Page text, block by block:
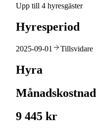
Upp till 4 hyresgäster
Hyresperiod
2025-09-01 Tillsvidare
Hyra
Månadskostnad
9 445 kr